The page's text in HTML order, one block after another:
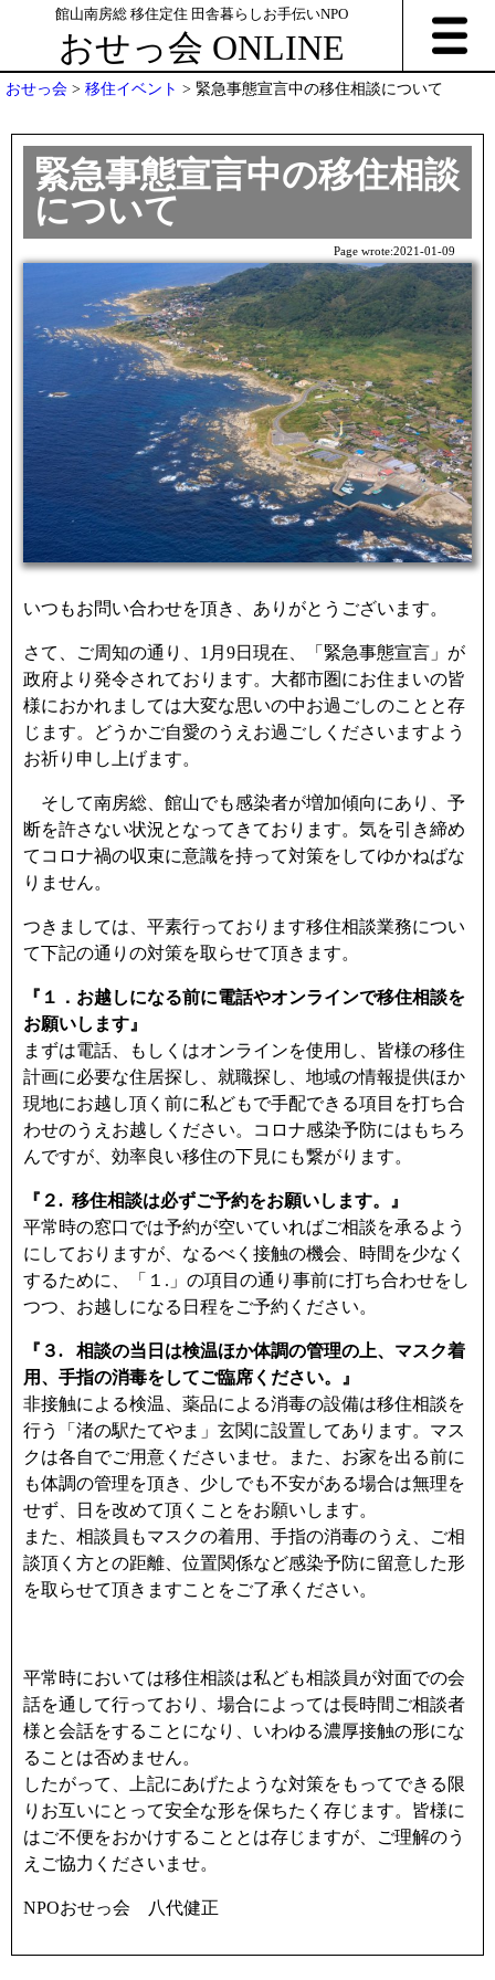
館山南房総 移住定住 田舎暮らしお手伝いNPO
おせっ会 ONLINE
おせっ会 > 移住イベント > 緊急事態宣言中の移住相談について
緊急事態宣言中の移住相談
について
Page wrote:2021-01-09
いつもお問い合わせを頂き、ありがとうございます。
さて、ご周知の通り、1月9日現在、「緊急事態宣言」が
政府より発令されております。大都市圏にお住まいの皆
様におかれましては大変な思いの中お過ごしのことと存
じます。どうかご自愛のうえお過ごしくださいますよう
お祈り申し上げます。
そして南房総、館山でも感染者が増加傾向にあり、予
断を許さない状況となってきております。気を引き締め
てコロナ禍の収束に意識を持って対策をしてゆかねばな
りません。
つきましては、平素行っております移住相談業務につい
て下記の通りの対策を取らせて頂きます。
『１．お越しになる前に電話やオンラインで移住相談を
お願いします』
まずは電話、もしくはオンラインを使用し、皆様の移住
計画に必要な住居探し、就職探し、地域の情報提供ほか
現地にお越し頂く前に私どもで手配できる項目を打ち合
わせのうえお越しください。コロナ感染予防にはもちろ
んですが、効率良い移住の下見にも繋がります。
『２. 移住相談は必ずご予約をお願いします。』
平常時の窓口では予約が空いていればご相談を承るよう
にしておりますが、なるべく接触の機会、時間を少なく
するために、「１.」の項目の通り事前に打ち合わせをし
つつ、お越しになる日程をご予約ください。
『３. 相談の当日は検温ほか体調の管理の上、マスク着
用、手指の消毒をしてご臨席ください。』
非接触による検温、薬品による消毒の設備は移住相談を
行う「渚の駅たてやま」玄関に設置してあります。マス
クは各自でご用意くださいませ。また、お家を出る前に
も体調の管理を頂き、少しでも不安がある場合は無理を
せず、日を改めて頂くことをお願いします。
また、相談員もマスクの着用、手指の消毒のうえ、ご相
談頂く方との距離、位置関係など感染予防に留意した形
を取らせて頂きますことをご了承ください。
平常時においては移住相談は私ども相談員が対面での会
話を通して行っており、場合によっては長時間ご相談者
様と会話をすることになり、いわゆる濃厚接触の形にな
ることは否めません。
したがって、上記にあげたような対策をもってできる限
りお互いにとって安全な形を保ちたく存じます。皆様に
はご不便をおかけすることとは存じますが、ご理解のう
えご協力くださいませ。
NPOおせっ会 八代健正